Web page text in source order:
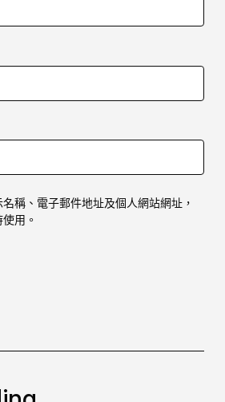
稱、電子郵件地址及個人網站網址，
用。